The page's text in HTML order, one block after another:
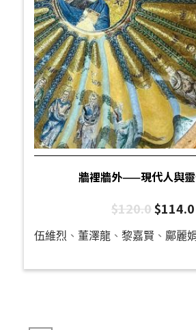
牆裡牆外——現代人與
$120.0$114.0
伍維烈 、 董澤龍 、 黎嘉賢 、 鄺麗